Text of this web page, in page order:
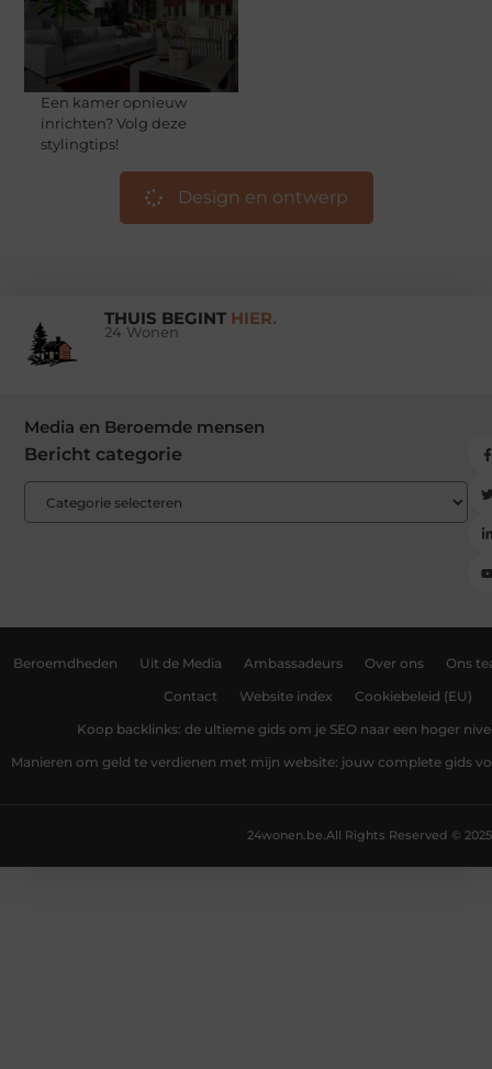
Een kamer opnieuw
inrichten? Volg deze
stylingtips!
Design en ontwerp
THUIS BEGINT HIER.
24 Wonen
Media en Beroemde mensen
Bericht categorie
Beroemdheden Uit de Media Ambassadeurs Over ons Ons
Contact Website index Cookiebeleid (EU)
Koop backlinks: de ultieme gids om je SEO naar een hoger
Manieren om geld te verdienen met mijn website: jouw complete gids
All Rights Reserved © 2025
24wonen.be.